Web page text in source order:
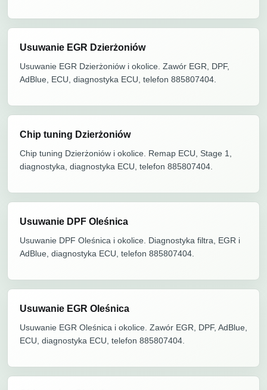
Usuwanie EGR Dzierżoniów
Usuwanie EGR Dzierżoniów i okolice. Zawór EGR, DPF,
AdBlue, ECU, diagnostyka ECU, telefon 885807404.
Chip tuning Dzierżoniów
Chip tuning Dzierżoniów i okolice. Remap ECU, Stage 1,
diagnostyka, diagnostyka ECU, telefon 885807404.
Usuwanie DPF Oleśnica
Usuwanie DPF Oleśnica i okolice. Diagnostyka filtra, EGR i
AdBlue, diagnostyka ECU, telefon 885807404.
Usuwanie EGR Oleśnica
Usuwanie EGR Oleśnica i okolice. Zawór EGR, DPF, AdBlue,
ECU, diagnostyka ECU, telefon 885807404.